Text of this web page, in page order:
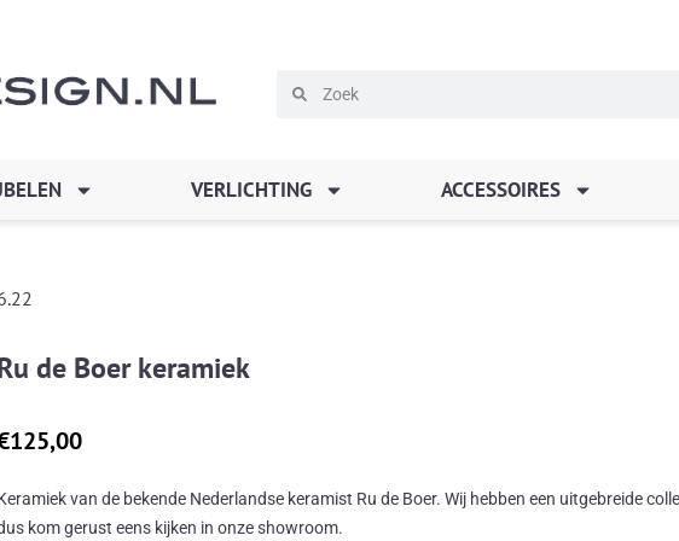
ZoekenZoeken
VERLICHTING ACCESSOIRES
de Boer keramiek
125,00
van de bekende Nederlandse keramist Ru de Boer. Wij hebben een uitgebreide
kom gerust eens kijken in onze showroom.